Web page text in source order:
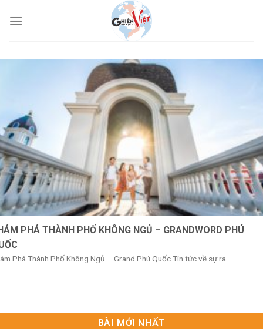
PHÁ THÀNH PHỐ KHÔNG NGỦ – GRANDWORD PHÚ
Phá Thành Phố Không Ngủ – Grand Phú Quốc Tin tức về sự ra...
BÀI MỚI NHẤT